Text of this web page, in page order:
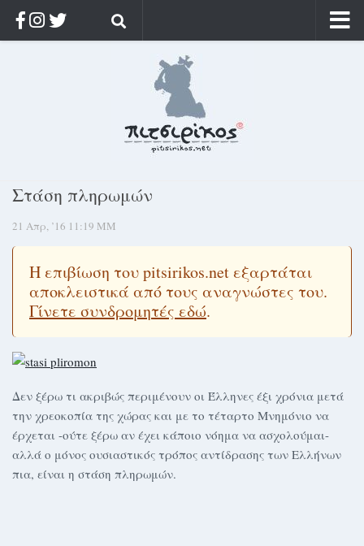
Στοχασμοί & αποφθέγματα
Διαφήμιση
Μόνο για συνδρομητές
Log in
Στάση πληρωμών
21 Απρ, ’16 11:19 ΜΜ
Η επιβίωση του pitsirikos.net εξαρτάται
αποκλειστικά από τους αναγνώστες του.
Γίνετε συνδρομητές εδώ.
Δεν ξέρω τι ακριβώς περιμένουν οι Έλληνες έξι χρόνια μετά
την χρεοκοπία της χώρας και με το τέταρτο Μνημόνιο να
έρχεται -ούτε ξέρω αν έχει κάποιο νόημα να ασχολούμαι-
αλλά ο μόνος ουσιαστικός τρόπος αντίδρασης των Ελλήνων
πια, είναι η στάση πληρωμών.